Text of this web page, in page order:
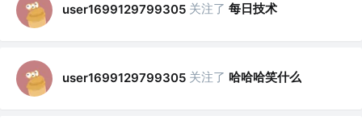
user1699129799305 关注了 每日技术
user1699129799305 关注了 哈哈哈笑什么